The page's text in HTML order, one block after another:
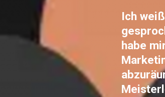
Ich
habe